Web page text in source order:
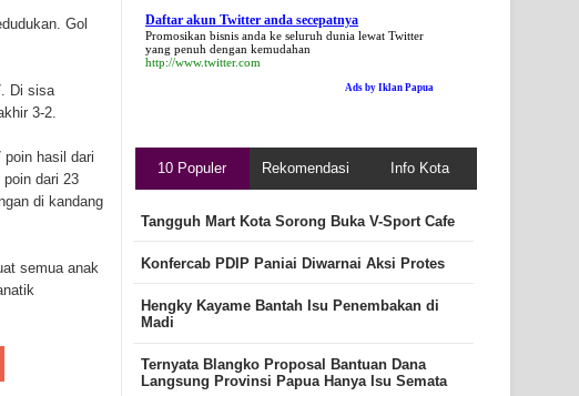
Gol
Di sisa
3-2.
hasil dari
dari 23
di kandang
semua anak
Daftar akun Twitter anda secepatnya
Promosikan bisnis anda ke seluruh dunia lewat Twitter
yang penuh dengan kemudahan
http://www.twitter.com
Ads by Iklan Papua
10 Populer Rekomendasi Info Kota
Tangguh Mart Kota Sorong Buka V-Sport Cafe
Konfercab PDIP Paniai Diwarnai Aksi Protes
Hengky Kayame Bantah Isu Penembakan di
Madi
Ternyata Blangko Proposal Bantuan Dana
Langsung Provinsi Papua Hanya Isu Semata